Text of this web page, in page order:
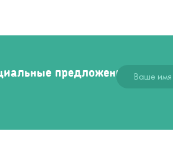
предложения